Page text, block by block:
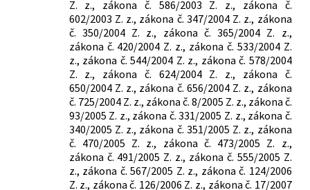
Z. z., zákona č. 586/2003 Z. z., zákona č.
602/2003 Z. z., zákona č. 347/2004 Z. z., zákona
č. 350/2004 Z. z., zákona č. 365/2004 Z. z.,
zákona č. 420/2004 Z. z., zákona č. 533/2004 Z.
z., zákona č. 544/2004 Z. z., zákona č. 578/2004
Z. z., zákona č. 624/2004 Z. z., zákona č.
650/2004 Z. z., zákona č. 656/2004 Z. z., zákona
č. 725/2004 Z. z., zákona č. 8/2005 Z. z., zákona č.
93/2005 Z. z., zákona č. 331/2005 Z. z., zákona č.
340/2005 Z. z., zákona č. 351/2005 Z. z., zákona
č. 470/2005 Z. z., zákona č. 473/2005 Z. z.,
zákona č. 491/2005 Z. z., zákona č. 555/2005 Z.
z., zákona č. 567/2005 Z. z., zákona č. 124/2006
Z. z., zákona č. 126/2006 Z. z., zákona č. 17/2007